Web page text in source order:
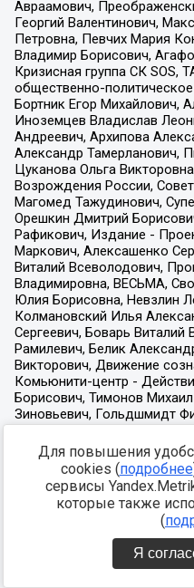
Для повышения
cookies (подробнее
сервисы
которые также
(
Я